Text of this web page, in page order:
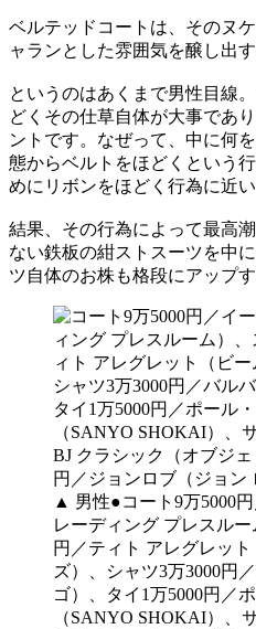
ベルテッドコートは、そのヌ
ャランとした雰囲気を醸し出
というのはあくまで男性目線
どくその仕草自体が大事であ
ントです。なぜって、中に何
態からベルトをほどくという
めにリボンをほどく行為に近い
結果、その行為によって最高
ない鉄板の紺ストスーツを中
ツ自体のお株も格段にアップす
▲ 男性●コート9万5000
レーディング プレスル
円／ティト アレグレッ
ズ）、シャツ3万3000円
ゴ）、タイ1万5000円／
（SANYO SHOKAI）、